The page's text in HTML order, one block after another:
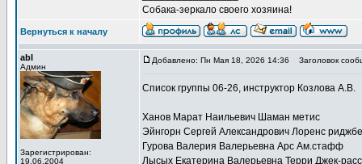
Собака-зеркало своего хозяина!
Вернуться к началу
abl
Админ
Зарегистрирован:
19.06.2004
Добавлено: Пн Мая 18, 2026 14:36 Заголовок
Список группы 06-26, инструктор Козлова А.В.
Ханов Марат Наильевич Шаман метис
Эйнгорн Сергей Александрович Лоренс
Гурова Валерия Валерьевна Арс Ам.стафф
Лысых Екатерина Валерьевна Терри Джек-